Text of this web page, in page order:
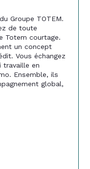
Groupe TOTEM.
de toute
Totem courtage.
un concept
Vous échangez
travaille en
Ensemble, ils
global,